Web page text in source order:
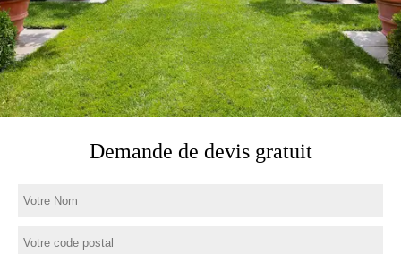
Demande de devis gratuit